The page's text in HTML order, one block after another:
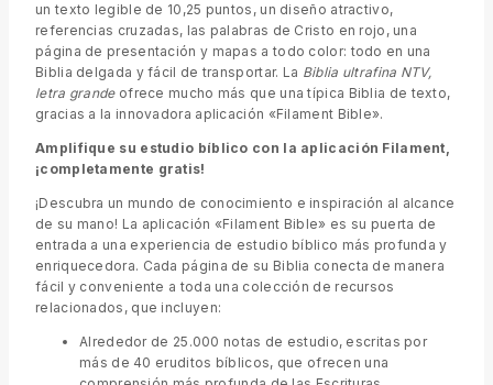
un texto legible de 10,25 puntos, un diseño atractivo,
referencias cruzadas, las palabras de Cristo en rojo, una
página de presentación y mapas a todo color: todo en una
Biblia delgada y fácil de transportar. La Biblia ultrafina NTV,
letra grandeofrece mucho más que una típica Biblia de texto,
gracias a la innovadora aplicación «Filament Bible».
Amplifique su estudio bíblico con la aplicación Filament,
¡completamente gratis!
¡Descubra un mundo de conocimiento e inspiración al alcance
de su mano! La aplicación «Filament Bible» es su puerta de
entrada a una experiencia de estudio bíblico más profunda y
enriquecedora. Cada página de su Biblia conecta de manera
fácil y conveniente a toda una colección de recursos
relacionados, que incluyen:
Alrededor de 25.000 notas de estudio, escritas por
más de 40 eruditos bíblicos, que ofrecen una